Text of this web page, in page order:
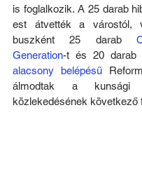
is foglalkozik. A 25 darab
est átvették a várostól,
buszként 25 darab
Generation
alacsony belépésű
álmodtak a kunsági
közlekedésének következő